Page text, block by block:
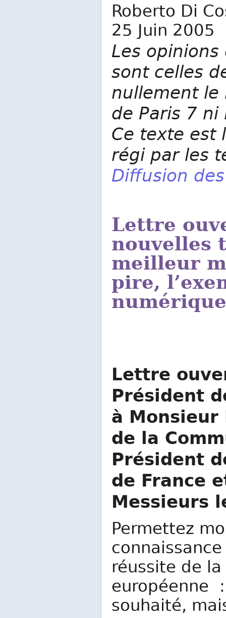
Roberto Di
25 Juin 2005
Les
sont celles
nullement le
de Paris 7 ni
Ce texte est
régi par les
Diffusion
Lettre
nouvelles
meilleur
pire,
Lettre
Président
à
de la
Président
de France
Messieurs
Permettez
réussite de
européenne
souhaité,